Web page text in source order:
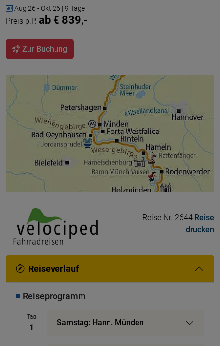
Aug 26 - Okt 26 | 9 Tage
Preis p.P. ab € 839,-
Zur Buchung
Reise-Nr. 2644 Reise
drucken
Reiseverlauf
Reiseprogramm
Tag
1
Samstag: Hann. Münden